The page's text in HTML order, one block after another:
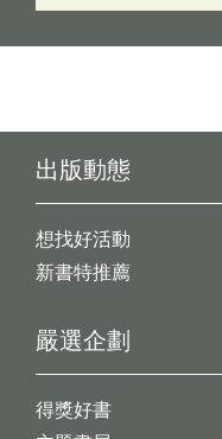
出版動態
想找好活動
新書特推薦
嚴選企劃
得獎好書